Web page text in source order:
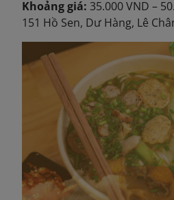
Khoảng giá: 35.000 VND –
151 Hồ Sen, Dư Hàng, Lê